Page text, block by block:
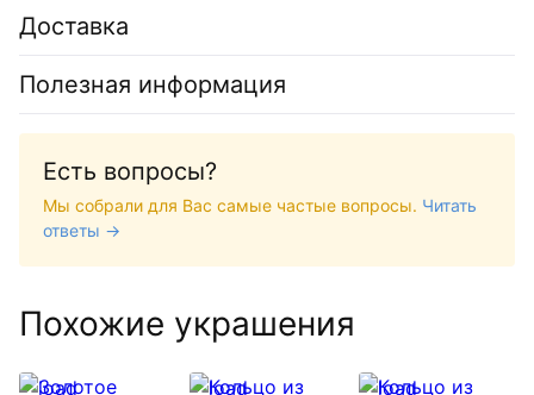
Доставка
Полезная информация
Есть вопросы?
Мы собрали для Вас самые частые вопросы. Читать
ответы →
Похожие украшения